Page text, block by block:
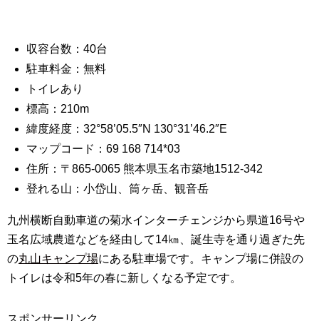
収容台数：40台
駐車料金：無料
トイレあり
標高：210m
緯度経度：32°58’05.5″N 130°31’46.2″E
マップコード：69 168 714*03
住所：〒865-0065 熊本県玉名市築地1512-342
登れる山：小岱山、筒ヶ岳、観音岳
九州横断自動車道の菊水インターチェンジから県道16号や
玉名広域農道などを経由して14㎞、誕生寺を通り過ぎた先
の丸山キャンプ場にある駐車場です。キャンプ場に併設の
トイレは令和5年の春に新しくなる予定です。
スポンサーリンク